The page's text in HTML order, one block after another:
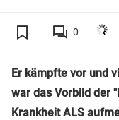
0
Er kämpfte vor und
war das Vorbild der
Krankheit ALS